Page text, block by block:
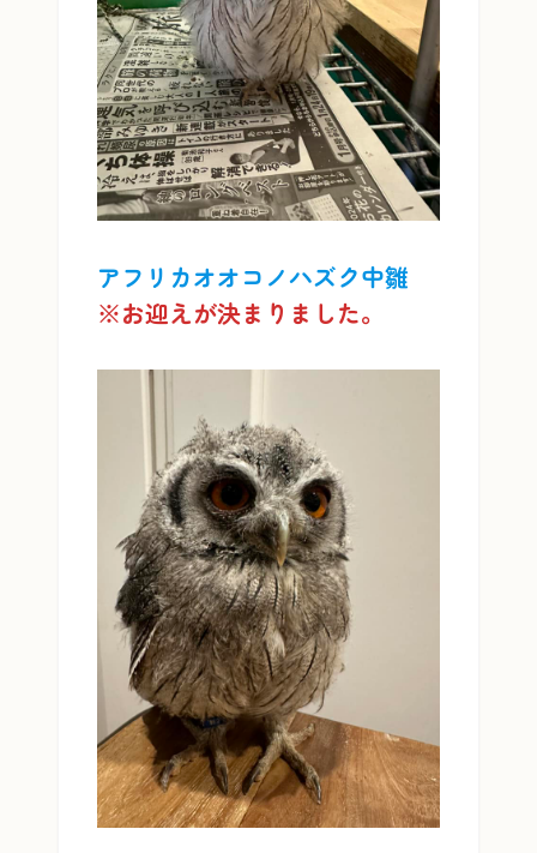
アフリカオオコノハズク中雛
※お迎えが決まりました。